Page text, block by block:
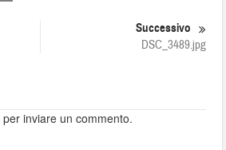
Successivo
DSC_3489.jpg
per inviare un commento.